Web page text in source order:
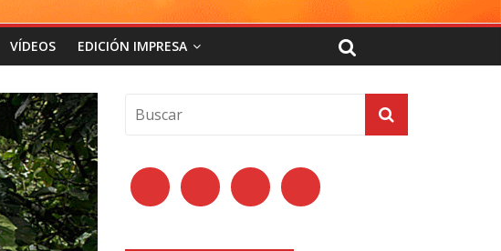
VÍDEOS EDICIÓN IMPRESA